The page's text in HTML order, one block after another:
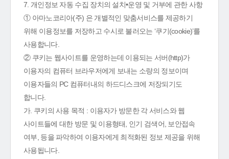
7. 개인정보 자동 수집 장치의 설치•운영 및 거부에 관한 사항
① 아마노코리아(주) 은 개별적인 맞춤서비스를 제공하기
위해 이용정보를 저장하고 수시로 불러오는 ‘쿠기(cookie)’를
사용합니다.
② 쿠키는 웹사이트를 운영하는데 이용되는 서버(http)가
이용자의 컴퓨터 브라우저에게 보내는 소량의 정보이며
이용자들의 PC 컴퓨터내의 하드디스크에 저장되기도
합니다.
가. 쿠키의 사용 목적 : 이용자가 방문한 각 서비스와 웹
사이트들에 대한 방문 및 이용형태, 인기 검색어, 보안접속
여부, 등을 파악하여 이용자에게 최적화된 정보 제공을 위해
사용됩니다.